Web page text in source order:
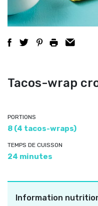
Tacos-wrap
PORTIONS
8 (4 tacos-wraps)
TEMPS DE CUISSON
24 minutes
Information